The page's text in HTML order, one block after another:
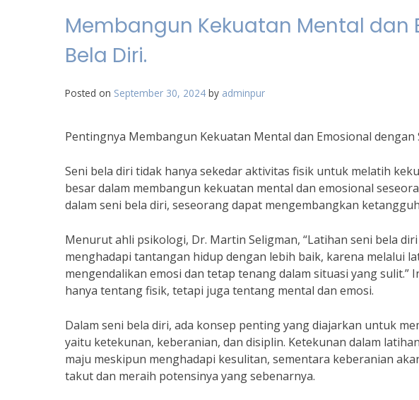
Membangun Kekuatan Mental dan
Bela Diri.
Posted on September 30, 2024 by adminpur
Pentingnya Membangun Kekuatan Mental dan Emosional dengan
Seni bela diri tidak hanya sekedar aktivitas fisik untuk melatih
besar dalam membangun kekuatan mental dan emosional
dalam seni bela diri, seseorang dapat mengembangkan
Menurut ahli psikologi, Dr. Martin Seligman, “Latihan seni bela
menghadapi tantangan hidup dengan lebih baik, karena melalui
mengendalikan emosi dan tetap tenang dalam situasi yang
hanya tentang fisik, tetapi juga tentang mental dan emosi.
Dalam seni bela diri, ada konsep penting yang diajarkan untuk
yaitu ketekunan, keberanian, dan disiplin. Ketekunan dalam
maju meskipun menghadapi kesulitan, sementara keberanian
takut dan meraih potensinya yang sebenarnya.